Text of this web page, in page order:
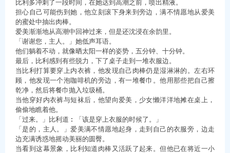
比利多冲刺了一段时间，在她达到高潮之前，喷出精液。
担心自己可能伤到她，他立刻滚下身来到旁边，满不情愿地从爱美
的蜜处中抽出肉棒。
爱美渐渐地从高潮中回神过来，但是还沈浸在余韵里。
「谢谢您，主人。」她低声耳语。
他们躺着不动，就像晒太阳一样的姿势，五分钟、十分钟。
最后，比利感到有些脱力，下了桌子走到一堆衣服边。
当比利打算要穿上内衣裤，他发现自己肉棒仍是湿淋淋的。左右环
顾，他发现一个泡咖啡机的旁边，有一堆餐巾。他用那些把自己擦
乾净，然后将餐巾抛入垃圾桶。
当他穿好内衣裤与短袜后，他望向爱美，少女懒洋洋地摊在桌上，
偷偷地瞧着他。
「过来。」比利道︰「该是穿上衣服的时候了。」
「是的，主人。」爱美满不情愿地起身，走到自己的衣服旁，边走
边充满诱惑地摇动美丽的圆臀。
当看到这幕景象，比利知道肉棒又活跃了起来。但他已在将近一小